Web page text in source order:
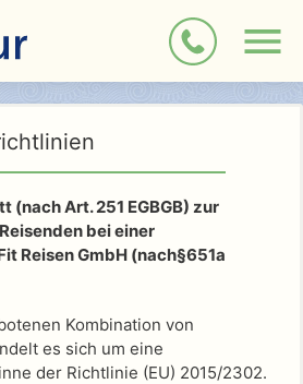
Art. 251 EGBGB) zur
bei einer
Reisen GmbH (nach§651a
Kombination von
es sich um eine
der Richtlinie (EU) 2015/2302.